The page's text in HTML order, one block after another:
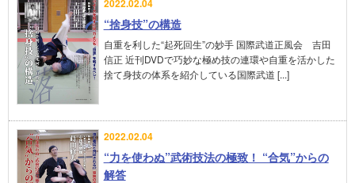
“捨身技”の構造
自重を利した“起死回生”の妙手 国際武道正風会 吉田
信正 近刊DVDで巧妙な極め技の連環や自重を活かした
捨て身技の体系を紹介している国際武道 [...]
2022.02.04
“力を使わぬ”武術技法の極致！ “合気”からの
解答